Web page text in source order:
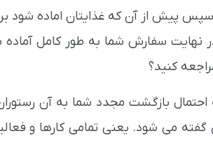
سپس پیش از آن که غذایتان اماده شود
نهایت سفارش شما به طور کامل
کنید؟
بازگشت مجدد شما به آن
گفته می شود. یعنی تمامی کارها و